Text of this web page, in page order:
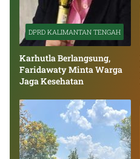
DPRD KALIMANTAN TENGAH
Karhutla Berlangsung,
Faridawaty Minta Warga
Jaga Kesehatan